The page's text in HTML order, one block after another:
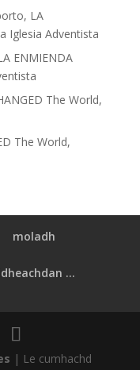
LA
Iglesia Adventista
ENMIENDA
The World,
The World,
moladh
...
| Le cumhachd